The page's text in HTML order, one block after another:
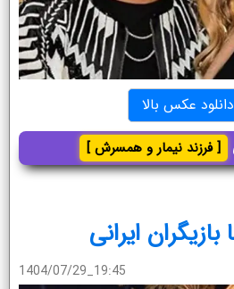
دانلود عکس بالا
[ فرزند نیمار و همسرش ]
ایرانی
1404/07/29_19:45